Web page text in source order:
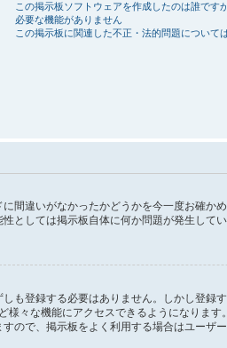
この掲示板ソフトウェアを作成したのは誰です
必要な機能がありません
この掲示板に関連した不正・法的問題について
違いがなかったかどうかを今一度お確か
としては掲示板自体に何か問題が発生して
も登録する必要はありません。しかし登録
々な機能にアクセスできるようになります
ので、掲示板をよく利用する場合はユーザ